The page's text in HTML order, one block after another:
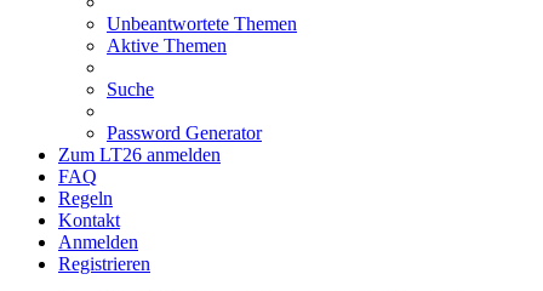
Unbeantwortete Themen
Aktive Themen
Suche
Password Generator
Zum LT26 anmelden
FAQ
Regeln
Kontakt
Anmelden
Registrieren